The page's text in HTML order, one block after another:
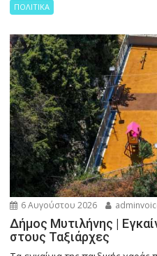
ΠΟΛΙΤΙΚΑ
6 Αυγούστου 2026
Δήμος Μυτιλήνης |
στους Ταξιάρχες